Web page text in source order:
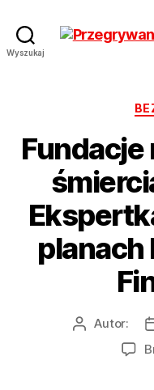
Wyszukaj
Fundacje
AutorAutor: